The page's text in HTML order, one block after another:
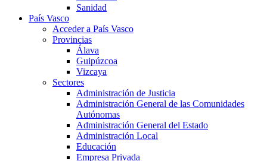
Sanidad
País Vasco
Acceder a País Vasco
Provincias
Álava
Guipúzcoa
Vizcaya
Sectores
Administración de Justicia
Administración General de las Comunidades
Autónomas
Administración General del Estado
Administración Local
Educación
Empresa Privada